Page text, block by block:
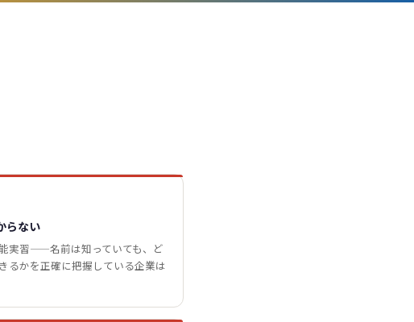
らない
実習——名前は知っていても、ど
るかを正確に把握している企業は